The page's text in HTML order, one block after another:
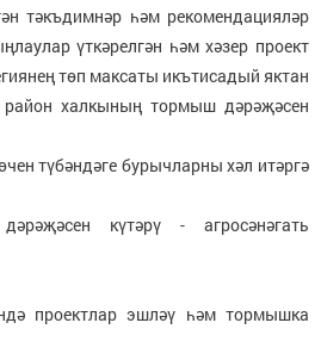
тәкъдимнәр һәм рекомендацияләр
үткәрелгән һәм хәзер проект
төп максаты икътисадый яктан
район халкының тормыш дәрәҗәсен
түбәндәге бурычларны хәл итәргә
күтәрү - агросәнәгать
проектлар эшләү һәм тормышка